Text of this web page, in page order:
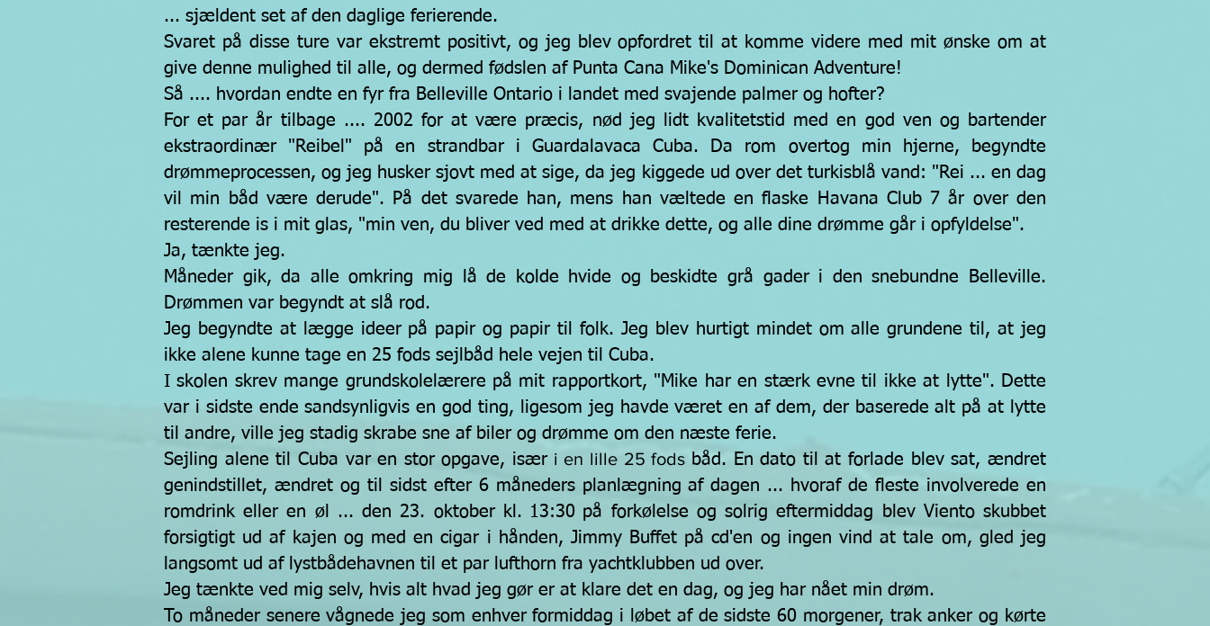
... sjældent set af den daglige ferierende.
Svaret på disse ture var ekstremt positivt, og jeg blev opfordret til at komme videre med mit ønske om at
give denne mulighed til alle, og dermed fødslen af Punta Cana Mike's Dominican Adventure!
Så .... hvordan endte en fyr fra Belleville Ontario i landet med svajende palmer og hofter?
For et par år tilbage .... 2002 for at være præcis, nød jeg lidt kvalitetstid med en god ven og bartender
ekstraordinær "Reibel" på en strandbar i Guardalavaca Cuba. Da rom overtog min hjerne, begyndte
drømmeprocessen, og jeg husker sjovt med at sige, da jeg kiggede ud over det turkisblå vand: "Rei ... en dag
vil min båd være derude". På det svarede han, mens han væltede en flaske Havana Club 7 år over den
resterende is i mit glas, "min ven, du bliver ved med at drikke dette, og alle dine drømme går i opfyldelse".
Ja, tænkte jeg.
Måneder gik, da alle omkring mig lå de kolde hvide og beskidte grå gader i den snebundne Belleville.
Drømmen var begyndt at slå rod.
Jeg begyndte at lægge ideer på papir og papir til folk. Jeg blev hurtigt mindet om alle grundene til, at jeg
ikke alene kunne tage en 25 fods sejlbåd hele vejen til Cuba.
I skolen skrev mange grundskolelærere på mit rapportkort, "Mike har en stærk evne til ikke at lytte". Dette
var i sidste ende sandsynligvis en god ting, ligesom jeg havde været en af dem, der baserede alt på at lytte
til andre, ville jeg stadig skrabe sne af biler og drømme om den næste ferie.
Sejling alene til Cuba var en stor opgave, isæri en lille 25 fods båd. En dato til at forlade blev sat, ændret
genindstillet, ændret og til sidst efter 6 måneders planlægning af dagen ... hvoraf de fleste involverede en
romdrink eller en øl ... den 23. oktober kl. 13:30 på forkølelse og solrig eftermiddag blev Viento skubbet
forsigtigt ud af kajen og med en cigar i hånden, Jimmy Buffet på cd'en og ingen vind at tale om, gled jeg
langsomt ud af lystbådehavnen til et par lufthorn fra yachtklubben ud over.
Jeg tænkte ved mig selv, hvis alt hvad jeg gør er at klare det en dag, og jeg har nået min drøm.
To måneder senere vågnede jeg som enhver formiddag i løbet af de sidste 60 morgener, trak anker og kørte